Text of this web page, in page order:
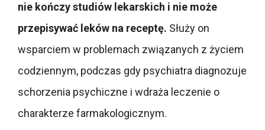
nie kończy studiów lekarskich i nie może
przepisywać leków na receptę. Służy on
wsparciem w problemach związanych z życiem
codziennym, podczas gdy psychiatra diagnozuje
schorzenia psychiczne i wdraża leczenie o
charakterze farmakologicznym.